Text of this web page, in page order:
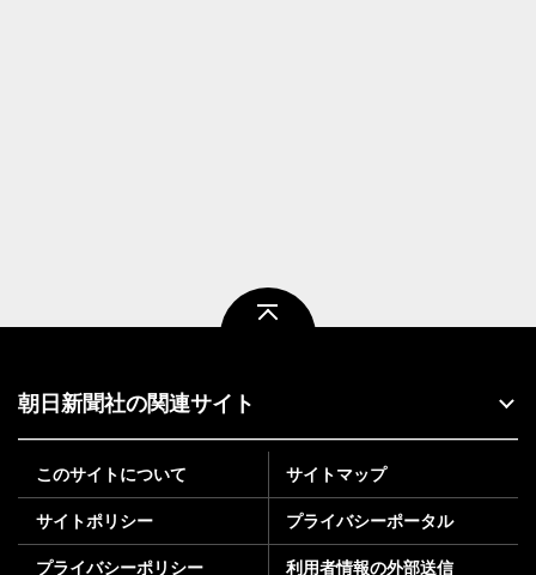
朝日新聞社の関連サイト
このサイトについて サイトマップ
サイトポリシー プライバシーポータル
プライバシーポリシー 利用者情報の外部送信